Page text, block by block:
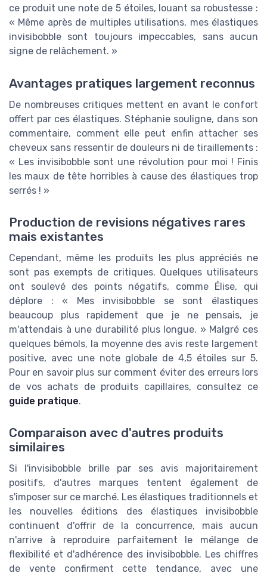
ce produit une note de 5 étoiles, louant sa robustesse :
« Même après de multiples utilisations, mes élastiques
invisibobble sont toujours impeccables, sans aucun
signe de relâchement. »
Avantages pratiques largement reconnus
De nombreuses critiques mettent en avant le confort
offert par ces élastiques. Stéphanie souligne, dans son
commentaire, comment elle peut enfin attacher ses
cheveux sans ressentir de douleurs ni de tiraillements :
« Les invisibobble sont une révolution pour moi ! Finis
les maux de tête horribles à cause des élastiques trop
serrés ! »
Production de revisions négatives rares
mais existantes
Cependant, même les produits les plus appréciés ne
sont pas exempts de critiques. Quelques utilisateurs
ont soulevé des points négatifs, comme Élise, qui
déplore : « Mes invisibobble se sont élastiques
beaucoup plus rapidement que je ne pensais, je
m'attendais à une durabilité plus longue. » Malgré ces
quelques bémols, la moyenne des avis reste largement
positive, avec une note globale de 4,5 étoiles sur 5.
Pour en savoir plus sur comment éviter des erreurs lors
de vos achats de produits capillaires, consultez ce
guide pratique.
Comparaison avec d'autres produits
similaires
Si l'invisibobble brille par ses avis majoritairement
positifs, d'autres marques tentent également de
s'imposer sur ce marché. Les élastiques traditionnels et
les nouvelles éditions des élastiques invisibobble
continuent d'offrir de la concurrence, mais aucun
n'arrive à reproduire parfaitement le mélange de
flexibilité et d'adhérence des invisibobble. Les chiffres
de vente confirment cette tendance, avec une